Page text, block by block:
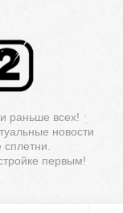
раньше всех!
новости
первым!